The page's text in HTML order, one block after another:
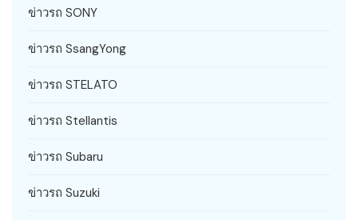
ข่าวรถ SONY
ข่าวรถ SsangYong
ข่าวรถ STELATO
ข่าวรถ Stellantis
ข่าวรถ Subaru
ข่าวรถ Suzuki